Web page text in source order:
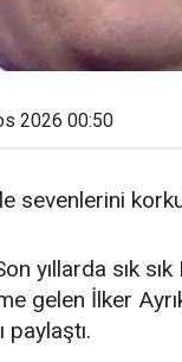
2026 00:50
sevenlerini
yıllarda sık
gelen İlker
paylaştı.